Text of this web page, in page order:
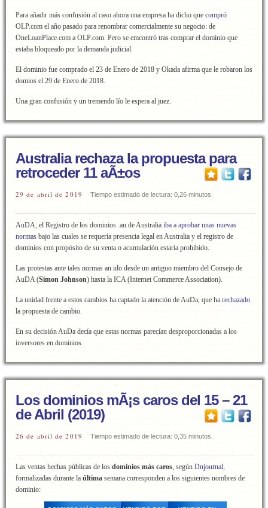
Para añadir más confusión al caso ahora una empresa ha dicho que compró
OLP.com el año pasado para renombrar comercialmente su negocio: de
OneLoanPlace.com a OLP.com. Pero se emcontró tras comprar el dominio que
estaba bloqueado por la demanda judicial.
El dominio fue comprado el 23 de Enero de 2018 y Okada afirma que le robaron los
domios el 29 de Enero de 2018.
Una gran confusión y un tremendo lío le espera al juez.
Australia rechaza la propuesta para
retroceder 11 aÃ±os
29 de abril de 2019 Tiempo estimado de lectura: 0,26 minutos.
AuDA, el Registro de los dominios .au de Australia iba a aprobar unas nuevas
normas bajo las cuales se requería presencia legal en Australia y el registro de
dominios con propósito de su venta o acumulación estaría prohibido.
Las protestas ante tales normas an ido desde un antiguo miembro del Consejo de
AuDA (Simon Johnson) hasta la ICA (Internet Commerce Association).
La unidad frente a estos cambios ha captado la atención de AuDa, que ha rechazado
la propuesta de cambio.
En su decisión AuDa decía que estas normas parecían desproporcionadas a los
inversores en dominios.
Los dominios mÃ¡s caros del 15 – 21
de Abril (2019)
26 de abril de 2019 Tiempo estimado de lectura: 0,35 minutos.
Las ventas hechas públicas de los dominios más caros, según Dnjournal,
formalizadas durante la última semana corresponden a los siguientes nombres de
dominio: